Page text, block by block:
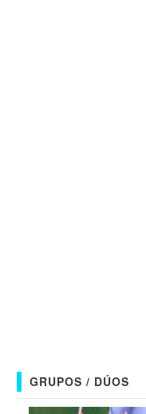
GRUPOS / DÚOS